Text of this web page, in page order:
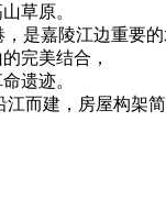
草原。
是嘉陵江边重要
完美结合，
遗迹。
而建，房屋构架